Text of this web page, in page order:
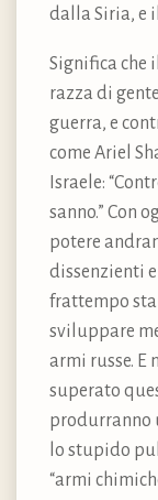
dalla Siria, e
Significa che
razza di
guerra, e
come Ariel
Israele:
sanno.” Con
potere
dissenzienti e
frattempo
sviluppare
armi russe. E
superato
produrranno
lo stupido
“armi